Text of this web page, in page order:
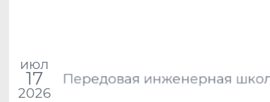
июл
17
2026
Передовая инженерная